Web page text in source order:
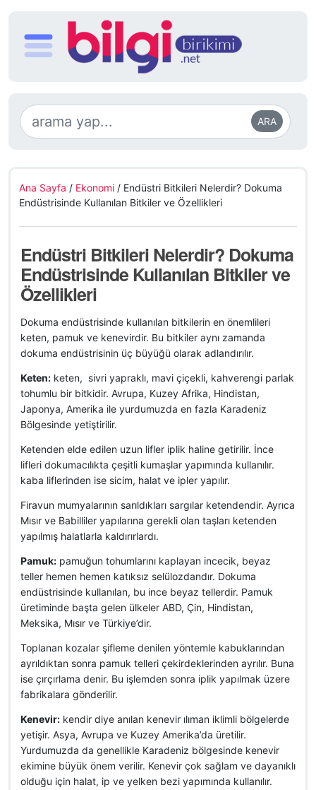
ARA
Ana Sayfa / Ekonomi / Endüstri Bitkileri Nelerdir? Dokuma
Endüstrisinde Kullanılan Bitkiler ve Özellikleri
Endüstri Bitkileri Nelerdir? Dokuma
Endüstrisinde Kullanılan Bitkiler ve
Özellikleri
Dokuma endüstrisinde kullanılan bitkilerin en önemlileri
keten, pamuk ve kenevirdir. Bu bitkiler aynı zamanda
dokuma endüstrisinin üç büyüğü olarak adlandırılır.
Keten: keten, sivri yapraklı, mavi çiçekli, kahverengi parlak
tohumlu bir bitkidir. Avrupa, Kuzey Afrika, Hindistan,
Japonya, Amerika ile yurdumuzda en fazla Karadeniz
Bölgesinde yetiştirilir.
Ketenden elde edilen uzun lifler iplik haline getirilir. İnce
lifleri dokumacılıkta çeşitli kumaşlar yapımında kullanılır.
kaba liflerinden ise sicim, halat ve ipler yapılır.
Firavun mumyalarının sarıldıkları sargılar ketendendir. Ayrıca
Mısır ve Babilliler yapılarına gerekli olan taşları ketenden
yapılmış halatlarla kaldırırlardı.
Pamuk: pamuğun tohumlarını kaplayan incecik, beyaz
teller hemen hemen katıksız selülozdandır. Dokuma
endüstrisinde kullanılan, bu ince beyaz tellerdir. Pamuk
üretiminde başta gelen ülkeler ABD, Çin, Hindistan,
Meksika, Mısır ve Türkiye’dir.
Toplanan kozalar şifleme denilen yöntemle kabuklarından
ayrıldıktan sonra pamuk telleri çekirdeklerinden ayrılır. Buna
ise çırçırlama denir. Bu işlemden sonra iplik yapılmak üzere
fabrikalara gönderilir.
Kenevir: kendir diye anılan kenevir ılıman iklimli bölgelerde
yetişir. Asya, Avrupa ve Kuzey Amerika’da üretilir.
Yurdumuzda da genellikle Karadeniz bölgesinde kenevir
ekimine büyük önem verilir. Kenevir çok sağlam ve dayanıklı
olduğu için halat, ip ve yelken bezi yapımında kullanılır.